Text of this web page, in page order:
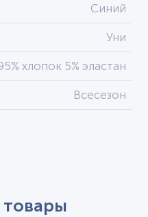
Синий
Уни
хлопок 5% эластан
Всесезон